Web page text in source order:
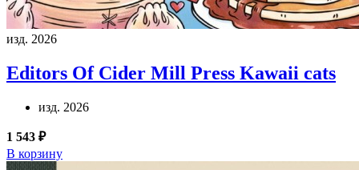
изд. 2026
Editors Of Cider Mill Press Kawaii cats
изд. 2026
1 543 ₽
В корзину